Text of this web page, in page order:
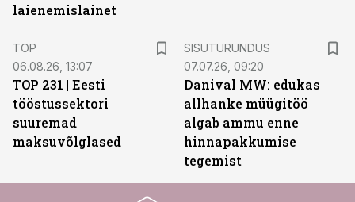
laienemislainet
TOP
06.08.26, 13:07
TOP 231 | Eesti
tööstussektori
suuremad
maksuvõlglased
SISUTURUNDUS
07.07.26, 09:20
Danival MW: edukas
allhanke müügitöö
algab ammu enne
hinnapakkumise
tegemist